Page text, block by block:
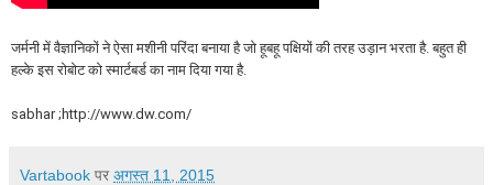
जर्मनी में वैज्ञानिकों ने ऐसा मशीनी परिंदा बनाया है जो हूबहू पक्षियों की तरह उड़ान भरता है. बहुत ही
हल्के इस रोबोट को स्मार्टबर्ड कानाम दिया गया है.
sabhar ; http://www.dw.com/
Vartabook पर अगस्त 11, 2015